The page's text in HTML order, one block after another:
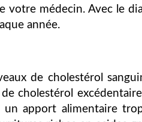
médecin. Avec le
année.
de cholestérol
cholestérol
apport alimentaire